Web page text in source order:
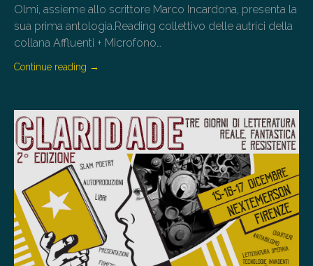
Olmi, assieme allo scrittore Marco Incardona, presenta la
sua prima antologia.Reading collettivo delle autrici della
collana Affluenti + Microfono…
Continue reading →